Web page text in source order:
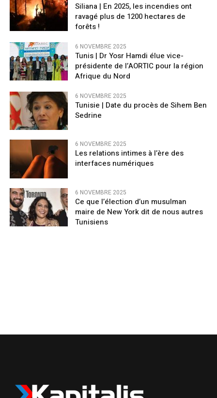
Siliana | En 2025, les incendies ont
ravagé plus de 1200 hectares de
forêts !
6 NOVEMBRE 2025
Tunis | Dr Yosr Hamdi élue vice-
présidente de l’AORTIC pour la région
Afrique du Nord
6 NOVEMBRE 2025
Tunisie | Date du procès de Sihem Ben
Sedrine
6 NOVEMBRE 2025
Les relations intimes à l’ère des
interfaces numériques
6 NOVEMBRE 2025
Ce que l’élection d’un musulman
maire de New York dit de nous autres
Tunisiens